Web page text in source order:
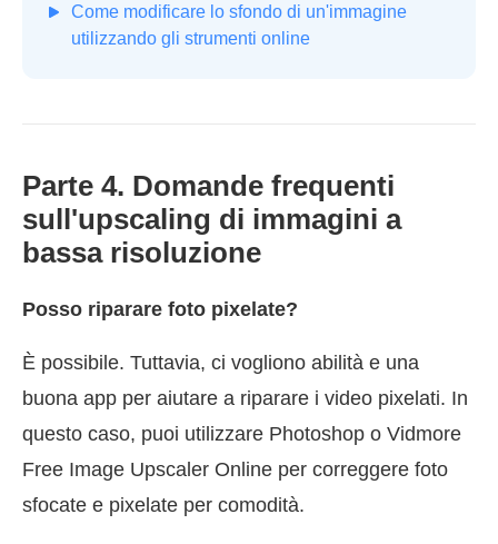
Come modificare lo sfondo di un'immagine
utilizzando gli strumenti online
Parte 4. Domande frequenti
sull'upscaling di immagini a
bassa risoluzione
Posso riparare foto pixelate?
È possibile. Tuttavia, ci vogliono abilità e una
buona app per aiutare a riparare i video pixelati. In
questo caso, puoi utilizzare Photoshop o Vidmore
Free Image Upscaler Online per correggere foto
sfocate e pixelate per comodità.